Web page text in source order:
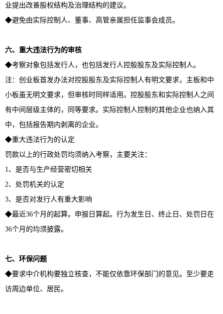
业提出改善股权结构及治理结构的建议。
◆避免由实际控制人、董事、高管亲属担任监事会成员。
六、重大违法行为的审核
◆考察对象包括发行人，也包括发行人控股股东及实际控制人。
注：创业板首发办法对控股股东及实际控制人有明文要求，主板和中
小板虽无明文要求，但审核时同样适用。控股股东和实际控制人之间
有中间层级主体的，同等要求。实际控制人控制的其他企业也纳入其
中，包括报告期内剥离的企业。
◆重大违法行为的认定
罚款以上的行政处罚均须纳入考察，主要关注：
1、是否与生产经营密切相关
2、处罚机关的认定
3、是否对发行人有重大影响
◆最近36个月的起算。申报日算起。行为发生日、终止日、处罚日在
36个月的均须披露。
七、环保问题
◆要求中介机构要独立核查，不能仅依靠环保部门的意见。至少要走
访周边单位、居民。